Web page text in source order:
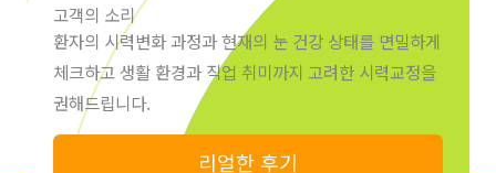
고객의 소리
환자의 시력변화 과정과 현재의 눈 건강 상태를 면밀하게
체크하고 생활 환경과 직업 취미까지 고려한 시력교정을
권해드립니다.
리얼한 후기